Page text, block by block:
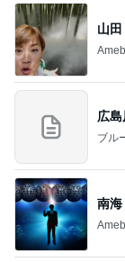
山
広
ブル
南海